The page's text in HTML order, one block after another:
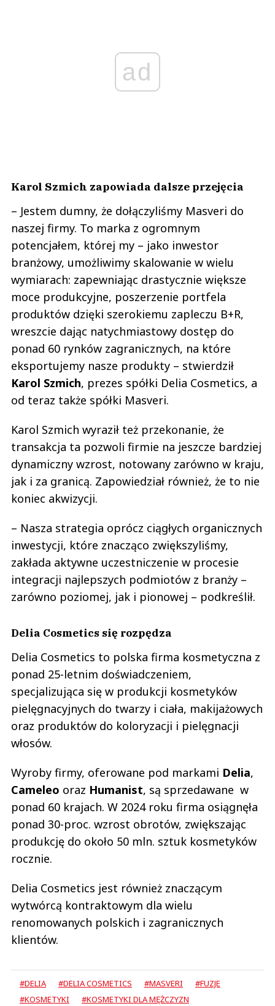
ad
Karol Szmich zapowiada dalsze przejęcia
– Jestem dumny, że dołączyliśmy Masveri do
naszej firmy. To marka z ogromnym
potencjałem, której my – jako inwestor
branżowy, umożliwimy skalowanie w wielu
wymiarach: zapewniając drastycznie większe
moce produkcyjne, poszerzenie portfela
produktów dzięki szerokiemu zapleczu B+R,
wreszcie dając natychmiastowy dostęp do
ponad 60 rynków zagranicznych, na które
eksportujemy nasze produkty – stwierdził
Karol Szmich, prezes spółki Delia Cosmetics, a
od teraz także spółki Masveri.
Karol Szmich wyraził też przekonanie, że
transakcja ta pozwoli firmie na jeszcze bardziej
dynamiczny wzrost, notowany zarówno w kraju,
jak i za granicą. Zapowiedział również, że to nie
koniec akwizycji.
– Nasza strategia oprócz ciągłych organicznych
inwestycji, które znacząco zwiększyliśmy,
zakłada aktywne uczestniczenie w procesie
integracji najlepszych podmiotów z branży –
zarówno poziomej, jak i pionowej – podkreślił.
Delia Cosmetics się rozpędza
Delia Cosmetics to polska firma kosmetyczna z
ponad 25-letnim doświadczeniem,
specjalizująca się w produkcji kosmetyków
pielęgnacyjnych do twarzy i ciała, makijażowych
oraz produktów do koloryzacji i pielęgnacji
włosów.
Wyroby firmy, oferowane pod markami Delia,
Cameleo oraz Humanist, są sprzedawane w
ponad 60 krajach. W 2024 roku firma osiągnęła
ponad 30-proc. wzrost obrotów, zwiększając
produkcję do około 50 mln. sztuk kosmetyków
rocznie.
Delia Cosmetics jest również znaczącym
wytwórcą kontraktowym dla wielu
renomowanych polskich i zagranicznych
klientów.
#DELIA #DELIA COSMETICS #MASVERI
#FUZJE
#KOSMETYKI
#KOSMETYKI DLA MĘŻCZYZN